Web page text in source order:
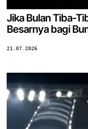
Jika Bulan Tiba-
Besarnya bagi
21.07.2026